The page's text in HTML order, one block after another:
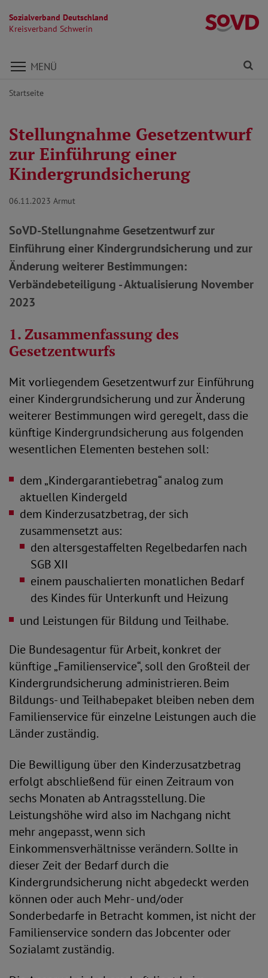
Sozialverband Deutschland
Kreisverband Schwerin
Direkt zu den Inhalten springen
MENÜ
Startseite
Stellungnahme Gesetzentwurf
zur Einführung einer
Kindergrundsicherung
06.11.2023 Armut
SoVD-Stellungnahme Gesetzentwurf zur
Einführung einer Kindergrundsicherung und zur
Änderung weiterer Bestimmungen:
Verbändebeteiligung - Aktualisierung November
2023
1. Zusammenfassung des
Gesetzentwurfs
Mit vorliegendem Gesetzentwurf zur Einführung
einer Kindergrundsicherung und zur Änderung
weiterer Bestimmungen wird geregelt, dass die
künftige Kindergrundsicherung aus folgenden
wesentlichen Elementen bestehen soll:
dem „Kindergarantiebetrag“ analog zum
aktuellen Kindergeld
dem Kinderzusatzbetrag, der sich
zusammensetzt aus:
den altersgestaffelten Regelbedarfen nach
SGB XII
einem pauschalierten monatlichen Bedarf
des Kindes für Unterkunft und Heizung
und Leistungen für Bildung und Teilhabe.
Die Bundesagentur für Arbeit, konkret der
künftige „Familienservice“, soll den Großteil der
Kindergrundsicherung administrieren. Beim
Bildungs- und Teilhabepaket bleiben neben dem
Familienservice für einzelne Leistungen auch die
Länder zuständig.
Die Bewilligung über den Kinderzusatzbetrag
erfolgt abschließend für einen Zeitraum von
sechs Monaten ab Antragsstellung. Die
Leistungshöhe wird also im Nachgang nicht
mehr angepasst, wenn sich
Einkommensverhältnisse verändern. Sollte in
dieser Zeit der Bedarf durch die
Kindergrundsicherung nicht abgedeckt werden
können oder auch Mehr- und/oder
Sonderbedarfe in Betracht kommen, ist nicht der
Familienservice sondern das Jobcenter oder
Sozialamt zuständig.